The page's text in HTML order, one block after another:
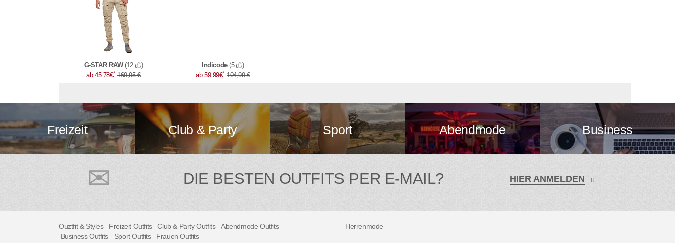
G-STAR RAW(12
)
ab 45.78€* 169,95 €
Indicode(5
)
ab 59.99€* 104,99 €
Freizeit Club & Party Sport Abendmode Business
DIE BESTEN OUTFITS PER E-MAIL? HIER ANMELDEN
Ouztfit & Styles Freizeit Outfits Club & Party Outfits
Abendmode Outfits
Business Outfits
Sport Outfits Frauen Outfits
Herrenmode